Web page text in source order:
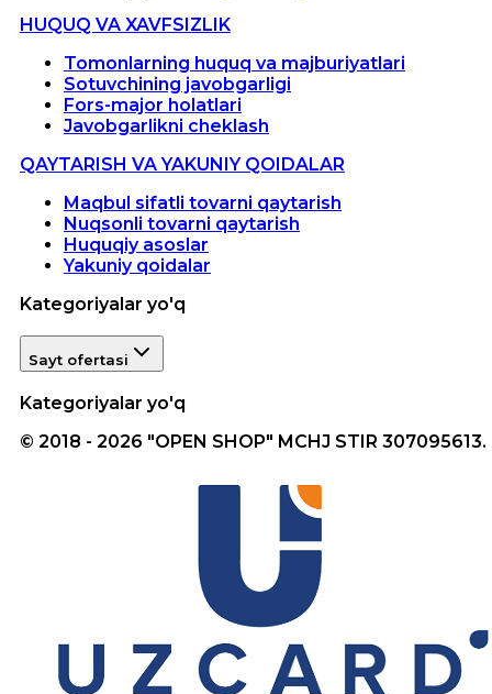
HUQUQ VA XAVFSIZLIK
Tomonlarning huquq va majburiyatlari
Sotuvchining javobgarligi
Fors-major holatlari
Javobgarlikni cheklash
QAYTARISH VA YAKUNIY QOIDALAR
Maqbul sifatli tovarni qaytarish
Nuqsonli tovarni qaytarish
Huquqiy asoslar
Yakuniy qoidalar
Kategoriyalar yo'q
Sayt ofertasi
Kategoriyalar yo'q
© 2018 - 2026 "OPEN SHOP" MCHJ STIR 307095613.